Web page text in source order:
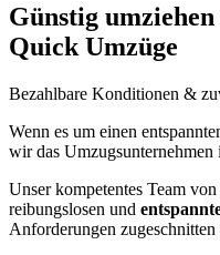
Günstig
Quick Umzüge
Bezahlbare Konditionen &
Wenn es um einen
wir das Umzugsunternehmen
Unser kompetentes Team
reibungslosen und
Anforderungen zugeschnitten